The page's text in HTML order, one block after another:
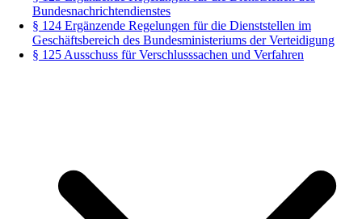
Bundesnachrichtendienstes
§ 124 Ergänzende Regelungen für die Dienststellen im
Geschäftsbereich des Bundesministeriums der Verteidigung
§ 125 Ausschuss für Verschlusssachen und Verfahren